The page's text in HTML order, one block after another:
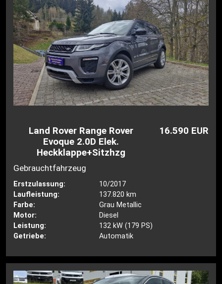
Land Rover Range Rover
Evoque 2.0D Elek.
Heckklappe+Sitzhzg
16.590 EUR
Gebrauchtfahrzeug
Erstzulassung:
10/2017
Laufleistung:
137.820 km
Farbe:
Grau Metallic
Motor:
Diesel
Leistung:
132 kW (179 PS)
Getriebe:
Automatik